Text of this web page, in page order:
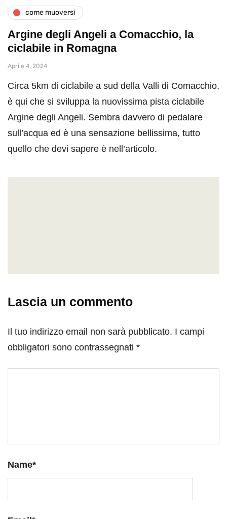
come muoversi
Argine degli Angeli a Comacchio, la
ciclabile in Romagna
Aprile 4, 2024
Circa 5km di ciclabile a sud della Valli di Comacchio,
è qui che si sviluppa la nuovissima pista ciclabile
Argine degli Angeli. Sembra davvero di pedalare
sull’acqua ed è una sensazione bellissima, tutto
quello che devi sapere è nell’articolo.
Lascia un commento
Il tuo indirizzo email non sarà pubblicato. I campi
obbligatori sono contrassegnati *
Name*